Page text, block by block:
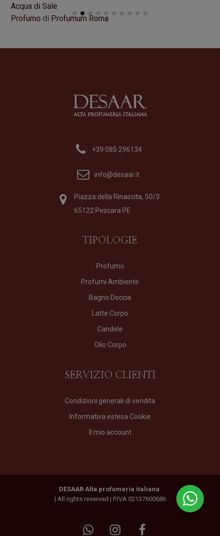
Acqua di Sale
Profumo di Profumum Roma
+39 085 296134
info@desaar.it
Piazza della Rinascita, 50/3
65122 Pescara PE
TIPOLOGIE
Profumo
Profumi Ambiente
Bagno Doccia
Latte Corpo
Candele
Olio Corpo
SERVIZIO CLIENTI
Condizioni generali di vendita
Informativa estesa Cookie
Il mio account
DESAAR Alta profumeria italiana
| All rights reserved | P.IVA 02137600686